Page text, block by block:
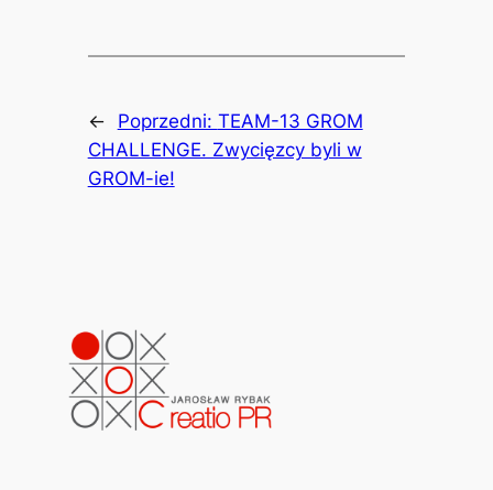
← Poprzedni: TEAM-13 GROM
CHALLENGE. Zwycięzcy byli w
GROM-ie!